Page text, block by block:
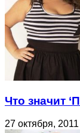
Что значит
27 октября, 2011